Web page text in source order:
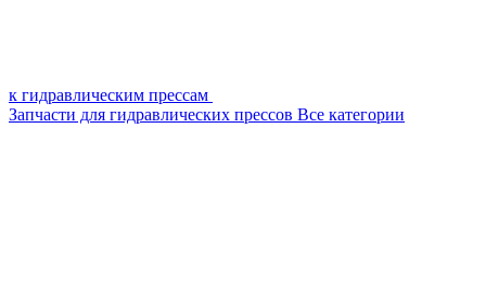
к гидравлическим прессам
Запчасти для гидравлических прессов Все категории